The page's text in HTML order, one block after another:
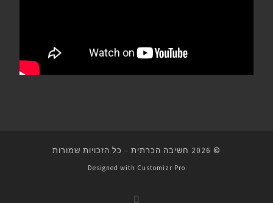
© 2026 חשיבה הכרתית – כל הזכויות שמורות
Designed with Customizr Pro